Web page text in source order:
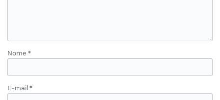
Nome *
E-mail *